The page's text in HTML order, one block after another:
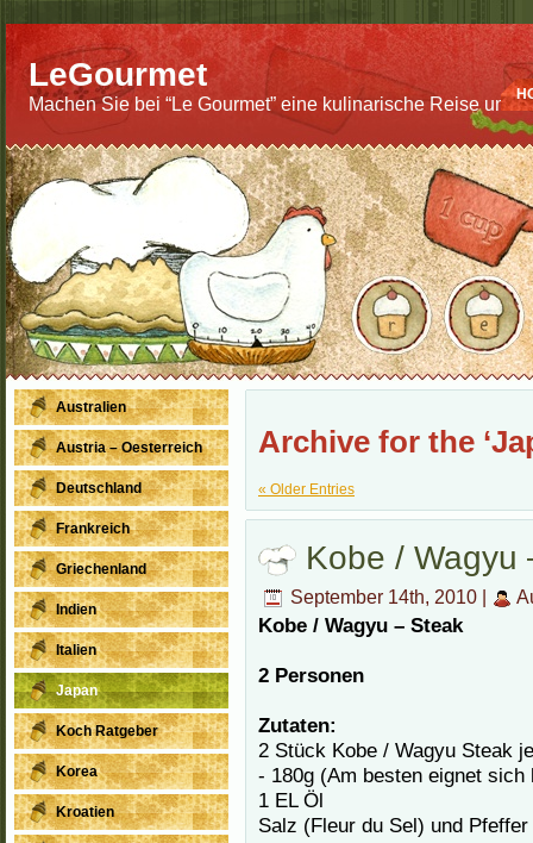
LeGourmet
Machen Sie bei “Le Gourmet” eine kulinarische Reise um
Australien
Austria – Oesterreich
Deutschland
Frankreich
Griechenland
Indien
Italien
Japan
Koch Ratgeber
Korea
Kroatien
Archive for the
« Older Entries
Kobe / Wagyu
September 14th, 2010 |
Kobe / Wagyu – Steak
2 Personen
Zutaten:
2 Stück Kobe / Wagyu Steak
- 180g (Am besten eignet
1 EL Öl
Salz (Fleur du Sel) und Pfeffer